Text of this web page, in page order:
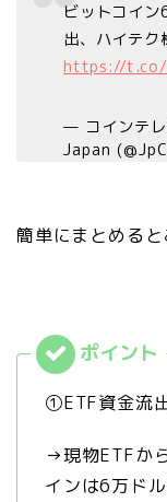
ビットコイ
出、ハイテク
https://t.co/
— コインテ
Japan
簡単にまとめると
①ETF資金流
→現物ETFか
インは6万ド